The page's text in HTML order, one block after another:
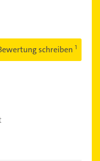
schreiben